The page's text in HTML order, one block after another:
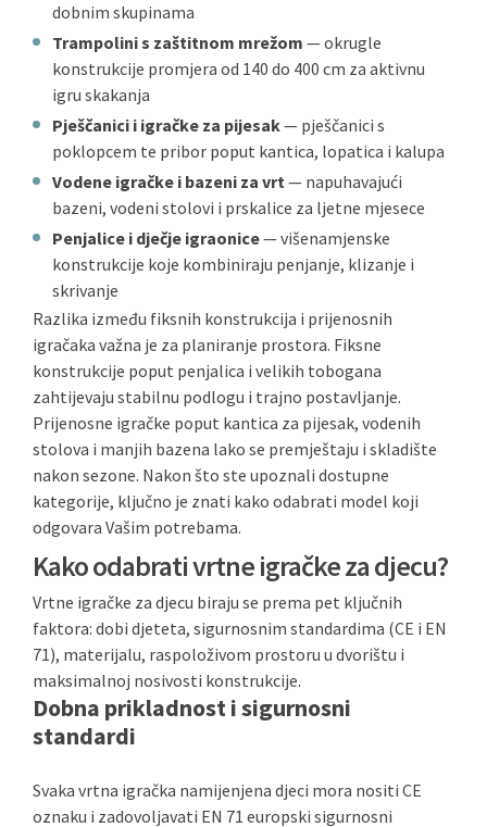
dobnim skupinama
Trampolini s zaštitnom mrežom — okrugle
konstrukcije promjera od 140 do 400 cm za aktivnu
igru skakanja
Pješčanici i igračke za pijesak— pješčanici s
poklopcem te pribor poput kantica, lopatica i kalupa
Vodene igračke i bazeni za vrt— napuhavajući
bazeni, vodeni stolovi i prskalice za ljetne mjesece
Penjalice i dječje igraonice— višenamjenske
konstrukcije koje kombiniraju penjanje, klizanje i
skrivanje
Razlika između fiksnih konstrukcija i prijenosnih
igračaka važna je za planiranje prostora. Fiksne
konstrukcije poput penjalica i velikih tobogana
zahtijevaju stabilnu podlogu i trajno postavljanje.
Prijenosne igračke poput kantica za pijesak, vodenih
stolova i manjih bazena lako se premještaju i skladište
nakon sezone. Nakon što ste upoznali dostupne
kategorije, ključno je znati kako odabrati model koji
odgovara Vašim potrebama.
Kako odabrati vrtne igračke za djecu?
Vrtne igračke za djecu biraju se prema pet ključnih
faktora: dobi djeteta, sigurnosnim standardima (CE i EN
71), materijalu, raspoloživom prostoru u dvorištu i
maksimalnoj nosivosti konstrukcije.
Dobna prikladnost i sigurnosni
standardi
Svaka vrtna igračka namijenjena djeci mora nositi CE
oznaku i zadovoljavati EN 71 europski sigurnosni